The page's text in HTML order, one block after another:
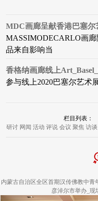
MDC画廊呈献香港巴塞尔
MASSIMODECARLO画
品来自影响当
香格纳画廊线上
参与线上2020巴塞尔艺术
栏目列表：
研讨 网闻 活动 评说 会议 聚焦 访谈
内蒙古自治区全区首期汉传佛教中
彦淖尔市举办_现